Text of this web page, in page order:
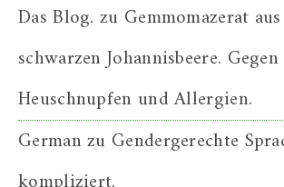
Das Blog. zu Gemmomazerat
schwarzen Johannisbeere. Gegen
Heuschnupfen und Allergien.
Germanzu Gendergerechte